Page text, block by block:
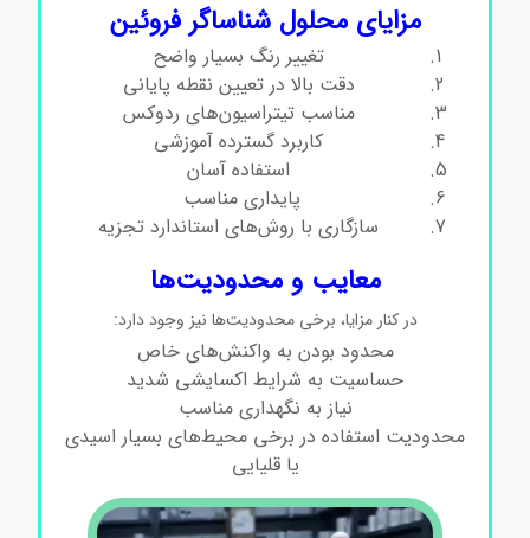
مزایای محلول شناساگر فروئین
تغییر رنگ بسیار واضح
دقت بالا در تعیین نقطه پایانی
مناسب تیتراسیون‌های ردوکس
کاربرد گسترده آموزشی
استفاده آسان
پایداری مناسب
سازگاری با روش‌های استاندارد تجزیه
معایب و محدودیت‌ها
در کنار مزایا، برخی محدودیت‌ها نیز وجود دارد:
محدود بودن به واکنش‌های خاص
حساسیت به شرایط اکسایشی شدید
نیاز به نگهداری مناسب
محدودیت استفاده در برخی محیط‌های بسیار اسیدی
یا قلیایی